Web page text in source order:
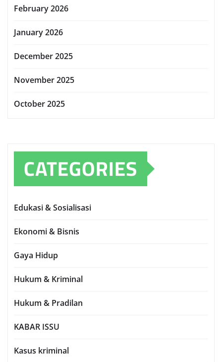
February 2026
January 2026
December 2025
November 2025
October 2025
CATEGORIES
Edukasi & Sosialisasi
Ekonomi & Bisnis
Gaya Hidup
Hukum & Kriminal
Hukum & Pradilan
KABAR ISSU
Kasus kriminal